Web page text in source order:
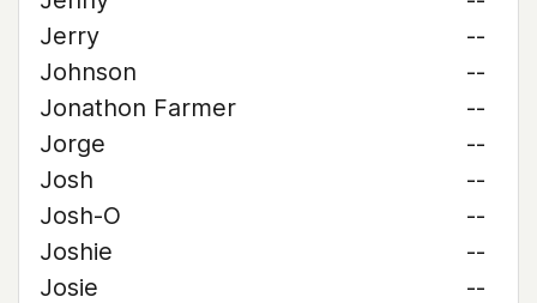
Jerry
--
Johnson
--
Jonathon Farmer
--
Jorge
--
Josh
--
Josh-O
--
Joshie
--
Josie
--